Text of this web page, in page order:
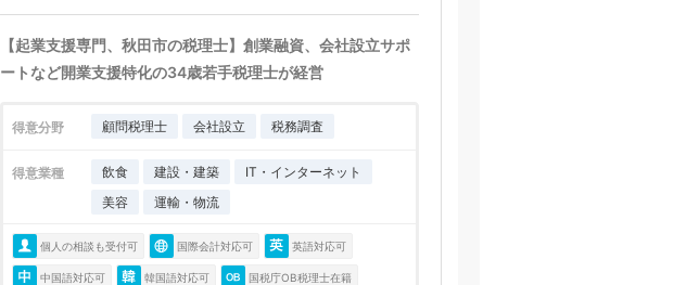
【起業支援専門、秋田市の税理士】創業融資、会社設立サポ
ートなど開業支援特化の34歳若手税理士が経営
得意分野 顧問税理士 会社設立 税務調査
得意業種 飲食 建設・建築
IT・インターネット
美容
運輸・物流
個人の相談も受付可 国際会計対応可 英語対応可
中国語対応可 韓国語対応可 国税庁OB税理士在籍